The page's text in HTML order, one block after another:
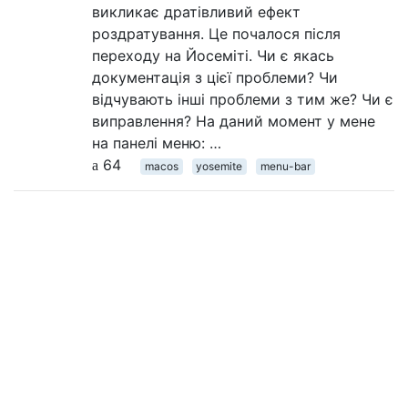
викликає дратівливий ефект
роздратування. Це почалося після
переходу на Йосеміті. Чи є якась
документація з цієї проблеми? Чи
відчувають інші проблеми з тим же? Чи є
виправлення? На даний момент у мене
на панелі меню: …
64
macos yosemite menu-bar